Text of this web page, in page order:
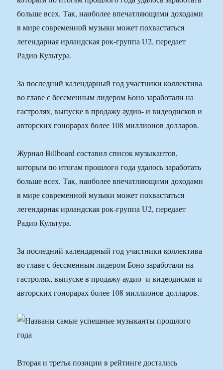
больше всех. Так, наиболее впечатляющими доходами
в мире современной музыки может похвастаться
легендарная ирландская рок-группа U2, передает
Радио Культура.
За последний календарный год участники коллектива
во главе с бессменным лидером Боно заработали на
гастролях, выпуске в продажу аудио- и видеодисков и
авторских гонорарах более 108 миллионов долларов.
Журнал Billboard составил список музыкантов,
которым по итогам прошлого года удалось заработать
больше всех. Так, наиболее впечатляющими доходами
в мире современной музыки может похвастаться
легендарная ирландская рок-группа U2, передает
Радио Культура.
За последний календарный год участники коллектива
во главе с бессменным лидером Боно заработали на
гастролях, выпуске в продажу аудио- и видеодисков и
авторских гонорарах более 108 миллионов долларов.
Вторая и третья позиции в рейтинге достались